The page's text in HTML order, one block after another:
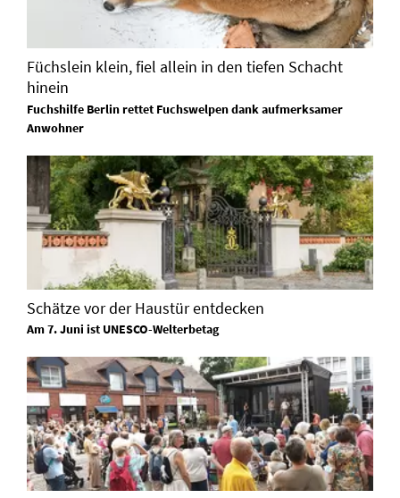
Füchslein klein, fiel allein in den tiefen Schacht
hinein
Fuchshilfe Berlin rettet Fuchswelpen dank aufmerksamer
Anwohner
Schätze vor der Haustür entdecken
Am 7. Juni ist UNESCO-Welterbetag